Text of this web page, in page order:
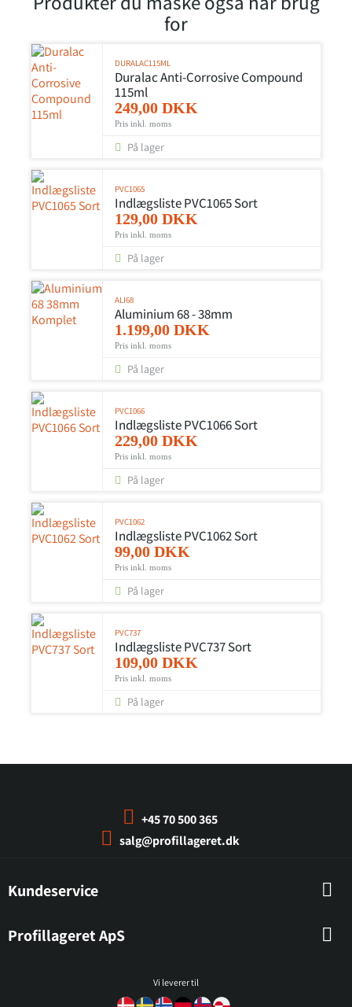
for
DURALAC115ML
Duralac Anti-Corrosive Compound
115ml
249,00 DKK
Pris inkl. moms
På lager
PVC1065
Indlægsliste PVC1065 Sort
129,00 DKK
Pris inkl. moms
På lager
ALI68
Aluminium 68 - 38mm
1.199,00 DKK
Pris inkl. moms
På lager
PVC1066
Indlægsliste PVC1066 Sort
229,00 DKK
Pris inkl. moms
På lager
PVC1062
Indlægsliste PVC1062 Sort
99,00 DKK
Pris inkl. moms
På lager
PVC737
Indlægsliste PVC737 Sort
109,00 DKK
Pris inkl. moms
På lager
+45 70 500 365
salg@profillageret.dk
Kundeservice
Profillageret ApS
Vi leverer til